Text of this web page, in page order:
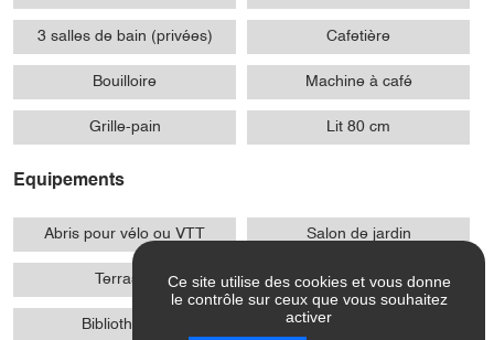
3 salles de bain (privées) Cafetière
Bouilloire Machine à café
Grille-pain Lit 80 cm
Equipements
Abris pour vélo ou VTT Salon de jardin
Terrasse Barbecue
Bibliothèque
Ce site utilise des cookies et vous donne
le contrôle sur ceux que vous souhaitez
activer